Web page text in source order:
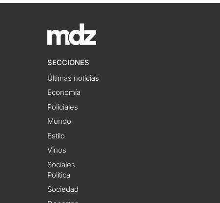
SECCIONES
Últimas noticias
Economía
Policiales
Mundo
Estilo
Vinos
Sociales
Política
Sociedad